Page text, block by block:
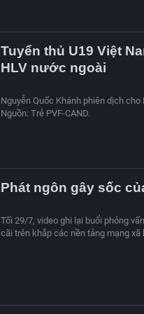
Tuyển thủ U19 Việt
HLV nước ngoài
Nguyễn Quốc Khánh phiên dịch
Nguồn: Trẻ PVF-CAND.
Phát ngôn gây sốc
Tối 29/7, video ghi lại buổi phỏng
cãi trên khắp các nền tảng mạng xã